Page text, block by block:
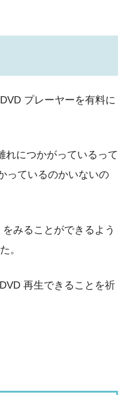
プレーヤーを有料に
れにつかがっているって
っているのかいないの
みることができるよう
。
再生できることを祈